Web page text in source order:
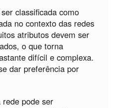
classificada como
no contexto das redes
atributos devem ser
o que torna
difícil e complexa.
dar preferência por
pode ser